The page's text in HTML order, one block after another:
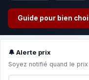
Guide pour bien
🔔 Alerte prix
Soyez notifié quand le